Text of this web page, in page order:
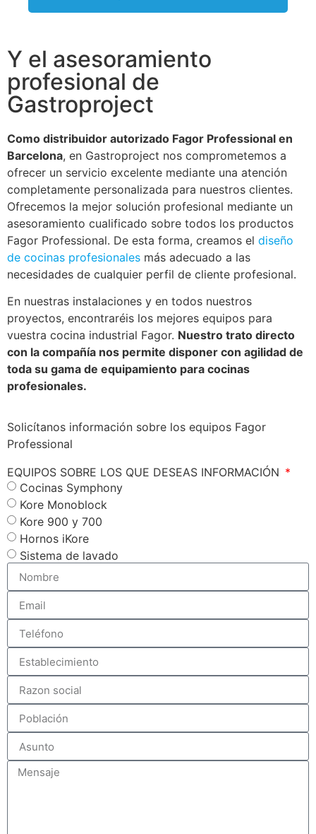
Y el asesoramiento
profesional de
Gastroproject
Como distribuidor autorizado Fagor Professional en
Barcelona, en Gastroproject nos comprometemos a
ofrecer un servicio excelente mediante una atención
completamente personalizada para nuestros clientes.
Ofrecemos la mejor solución profesional mediante un
asesoramiento cualificado sobre todos los productos
Fagor Professional. De esta forma, creamos el diseño
de cocinas profesionales más adecuado a las
necesidades de cualquier perfil de cliente profesional.
En nuestras instalaciones y en todos nuestros
proyectos, encontraréis los mejores equipos para
vuestra cocina industrial Fagor. Nuestro trato directo
con la compañía nos permite disponer con agilidad de
toda su gama de equipamiento para cocinas
profesionales.
Solicítanos información sobre los equipos Fagor
Professional
EQUIPOS SOBRE LOS QUE DESEAS INFORMACIÓN
Cocinas Symphony
Kore Monoblock
Kore 900 y 700
Hornos iKore
Sistema de lavado